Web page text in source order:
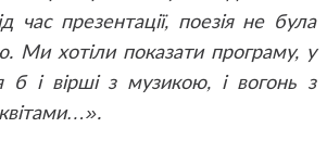
час презентації, поезія не була
Ми хотіли показати програму, у
б і вірші з музикою, і вогонь з